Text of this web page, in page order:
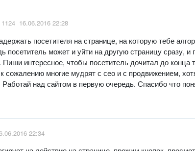
1124 16.06.2016 22:28
посетителя на странице, на которую тебе
посетитель может и уйти на другую страницу сразу, и
Пиши интересное, чтобы посетитель дочитал до
к сожалению многие мудрят с сео и с продвижением,
над сайтом в первую очередь. Спасибо что
22:34